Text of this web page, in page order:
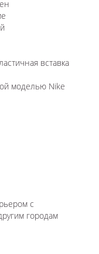
вставка
моделью Nike
с
городам